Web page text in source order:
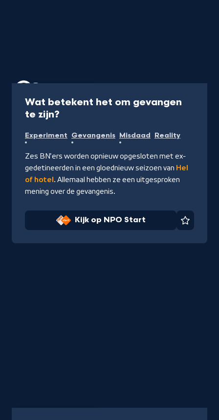
Wat betekent het om gevangen
te zijn?
op
NPO
Start
Experiment Gevangenis Misdaad Reality
Zes BN'ers worden opnieuw opgesloten met ex-
gedetineerden in een gloednieuw seizoen van Hel
of hotel. Allemaal hebben ze een uitgesproken
mening over de gevangenis.
Kijk op NPO Start